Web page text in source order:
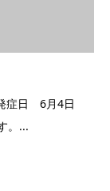
日 6月4日
。...